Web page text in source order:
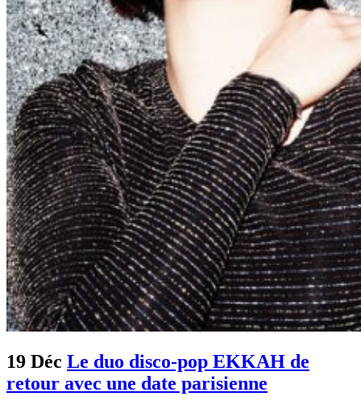
19 Déc Le duo disco-pop EKKAH de
retour avec une date parisienne